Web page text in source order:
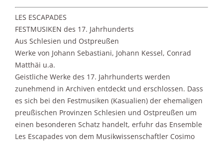
LES ESCAPADES
FESTMUSIKEN des 17. Jahrhunderts
Aus Schlesien und Ostpreußen
Werke von Johann Sebastiani, Johann Kessel, Conrad
Matthäi u.a.
Geistliche Werke des 17. Jahrhunderts werden
zunehmend in Archiven entdeckt und erschlossen. Dass
es sich bei den Festmusiken (Kasualien) der ehemaligen
preußischen Provinzen Schlesien und Ostpreußen um
einen besonderen Schatz handelt, erfuhr das Ensemble
Les Escapades von dem Musikwissenschaftler Cosimo